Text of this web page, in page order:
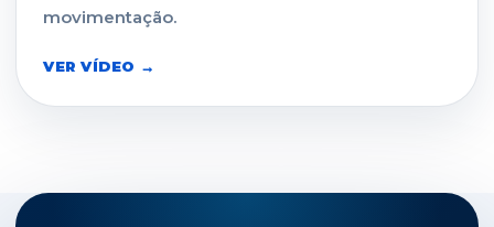
movimentação.
VER VÍDEO →